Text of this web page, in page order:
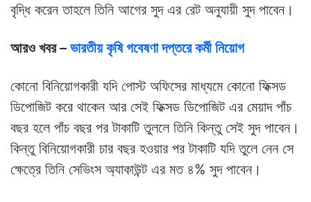
বৃদ্ধি করেন তাহলে তিনি আগের সুদ এর রেট অনুযায়ী সুদ পাবেন।
আরও খবর – ভারতীয় কৃষি গবেষণা দপ্তরে কর্মী নিয়োগ
কোনো বিনিয়োগকারী যদি পোস্ট অফিসের মাধ্যমে কোনো ফিক্সড
ডিপোজিট করে থাকেন আর সেই ফিক্সড ডিপোজিট এর মেয়াদ পাঁচ
বছর হলে পাঁচ বছর পর টাকাটি তুললে তিনি কিন্তু সেই সুদ পাবেন।
কিন্তু বিনিয়োগকারী চার বছর হওয়ার পর টাকাটি যদি তুলে নেন সে
ক্ষেত্রে তিনি সেভিংস অ্যাকাউন্ট এর মত ৪% সুদ পাবেন।